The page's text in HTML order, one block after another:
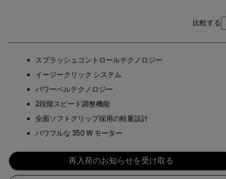
比較する
スプラッシュコントロールテクノロジー
イージークリック システム
パワーベルテクノロジー
2段階スピード調整機能
全面ソフトグリップ採用の軽量設計
パワフルな 350 W モーター
再入荷のお知らせを受け取る